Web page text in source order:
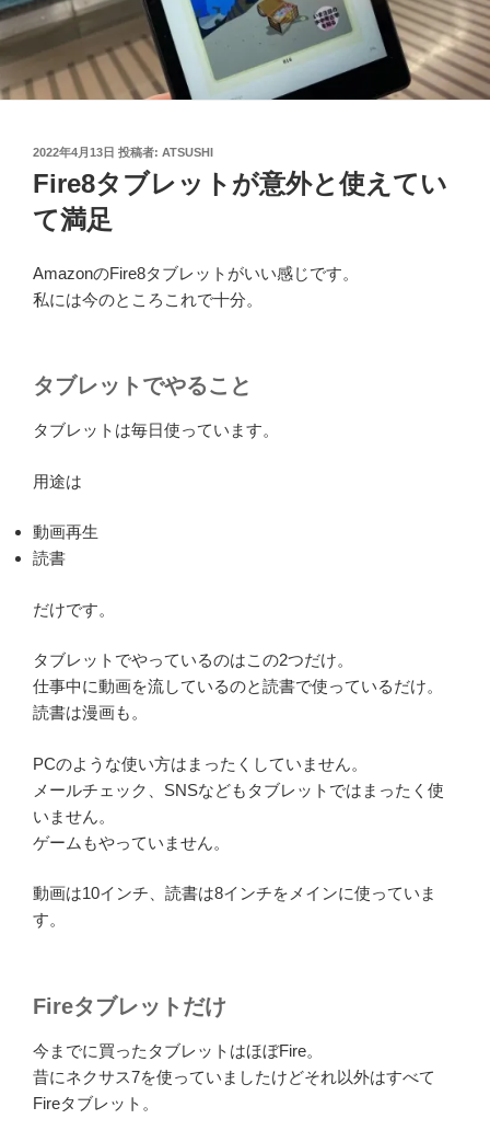
投
日:
2022年4月13日 投稿者: ATSUSHI
Fire8タブレットが意外と使えてい
て満足
AmazonのFire8タブレットがいい感じです。
私には今のところこれで十分。
タブレットでやること
タブレットは毎日使っています。
用途は
動画再生
読書
だけです。
タブレットでやっているのはこの2つだけ。
仕事中に動画を流しているのと読書で使っているだけ。
読書は漫画も。
PCのような使い方はまったくしていません。
メールチェック、SNSなどもタブレットではまったく使
いません。
ゲームもやっていません。
動画は10インチ、読書は8インチをメインに使っていま
す。
Fireタブレットだけ
今までに買ったタブレットはほぼFire。
昔にネクサス7を使っていましたけどそれ以外はすべて
Fireタブレット。